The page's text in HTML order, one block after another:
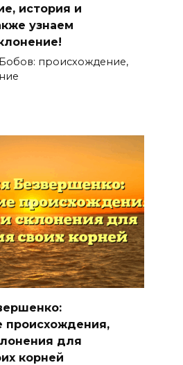
история и
узнаем
происхождение,
происхождения,
для
корней